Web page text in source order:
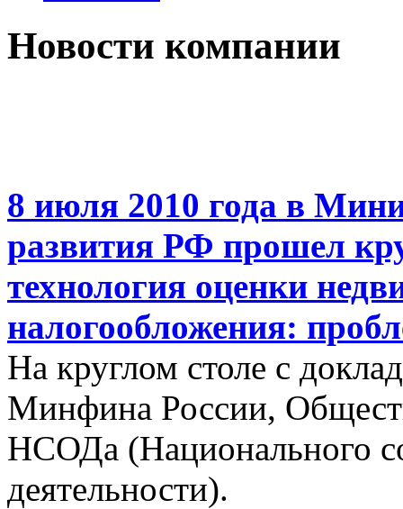
Новости компании
8 июля 2010 года в
развития РФ прошел
технология оценки
налогообложения:
На круглом столе с
Минфина России,
НСОДа (Национального
деятельности).